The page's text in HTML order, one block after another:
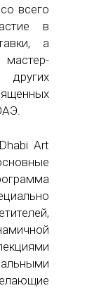
всего
в
а
Art